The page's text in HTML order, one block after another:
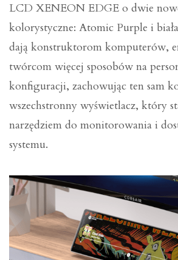
LCD XENEON EDGE o dwie
kolorystyczne: Atomic Purple i
dają konstruktorom komputerów,
twórcom więcej sposobów na
konfiguracji, zachowując ten sam
wszechstronny wyświetlacz, który
narzędziem do monitorowania i
systemu.